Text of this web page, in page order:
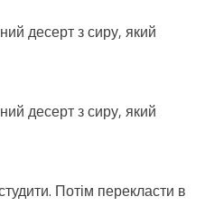
Потім перекласти в